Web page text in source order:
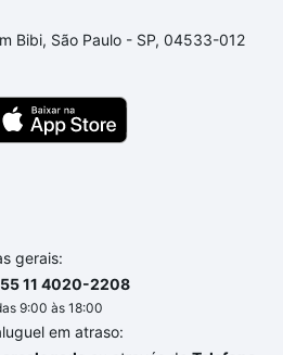
dos custos envolvidos no
em nosso portal quanto
dos seus sonhos com
Loft, com você até as
Bibi, São Paulo - SP, 04533-012
gerais:
11 4020-2208
9:00 às 18:00
em atraso: